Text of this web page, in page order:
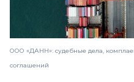
ООО «ДАНН»: судебные дела,
соглашений